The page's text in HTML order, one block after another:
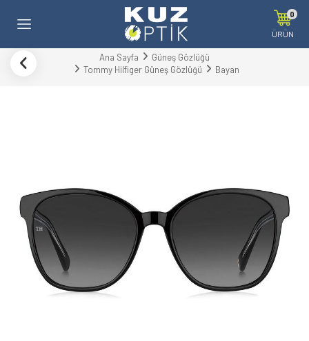
0
ÜRÜN
Ana Sayfa
Güneş Gözlüğü
Tommy Hilfiger Güneş Gözlüğü
Bayan